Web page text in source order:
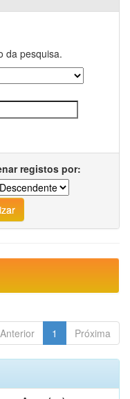
da pesquisa.
registos por:
Anterior 1 Próxima